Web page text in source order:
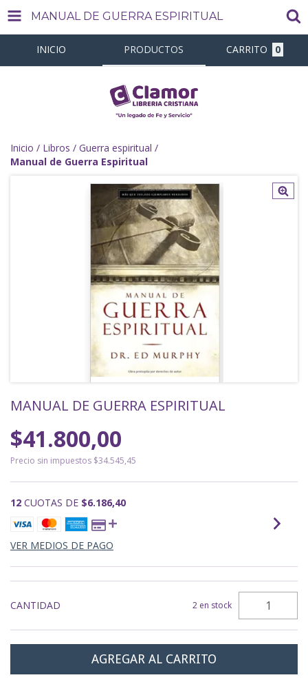
MANUAL DE GUERRA ESPIRITUAL
INICIO PRODUCTOS CARRITO 0
Inicio / Libros / Guerra espiritual /
Manual de Guerra Espiritual
MANUAL DE GUERRA ESPIRITUAL
$41.800,00
Precio sin impuestos $34.545,45
12 CUOTAS DE $6.186,40
VER MEDIOS DE PAGO
CANTIDAD 2 en stock